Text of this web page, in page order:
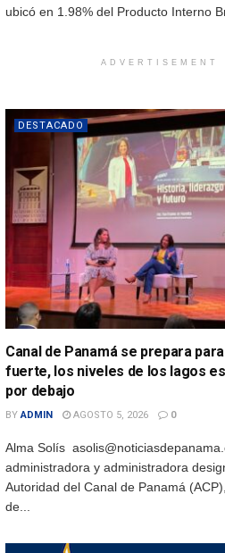
ubicó en 1.98% del Producto Interno
ADVERTISEMENT
DESTACADO
Canal de Panamá se prepara
fuerte, los niveles de los lagos
por debajo
BY ADMIN AGOSTO 5, 2026 0
Alma Solís
administradora y administradora
Autoridad del Canal de Panamá
de...